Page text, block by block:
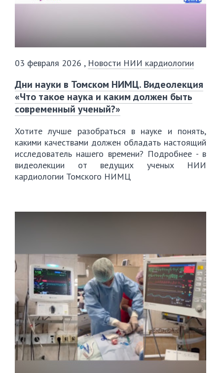
03 февраля 2026 , Новости НИИ кардиологии
Дни науки в Томском НИМЦ. Видеолекция
«Что такое наука и каким должен быть
современный ученый?»
Хотите лучше разобраться в науке и понять,
какими качествами должен обладать настоящий
исследователь нашего времени? Подробнее - в
видеолекции от ведущих ученых НИИ
кардиологии Томского НИМЦ